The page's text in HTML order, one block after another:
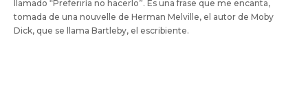
llamado “Preferiría no hacerlo”. Es una frase que me encanta,
tomada de una nouvelle de Herman Melville, el autor de Moby
Dick, que se llama Bartleby, el escribiente.